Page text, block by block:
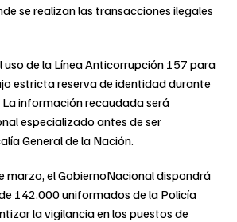
se realizan las transacciones ilegales
uso de la Línea Anticorrupción 157 para
estricta reserva de identidad durante
La información recaudada será
especializado antes de ser
General de la Nación.
marzo, el GobiernoNacional dispondrá
142.000 uniformados de la Policía
la vigilancia en los puestos de